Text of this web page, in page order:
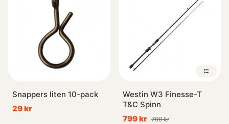
Snappers liten 10-pack
29 kr
Westin W3 Finesse-T
T&C Spinn
799 kr 799 kr